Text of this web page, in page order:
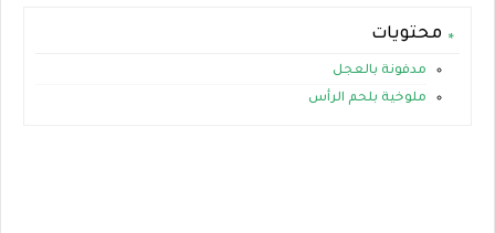
محتويات
مدفونة بالعجل
ملوخية بلحم الرأس